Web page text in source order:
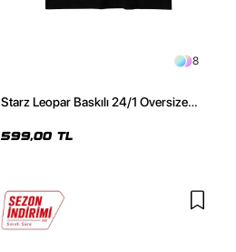
8
Starz Leopar Baskılı 24/1 Oversize
599,00 TL